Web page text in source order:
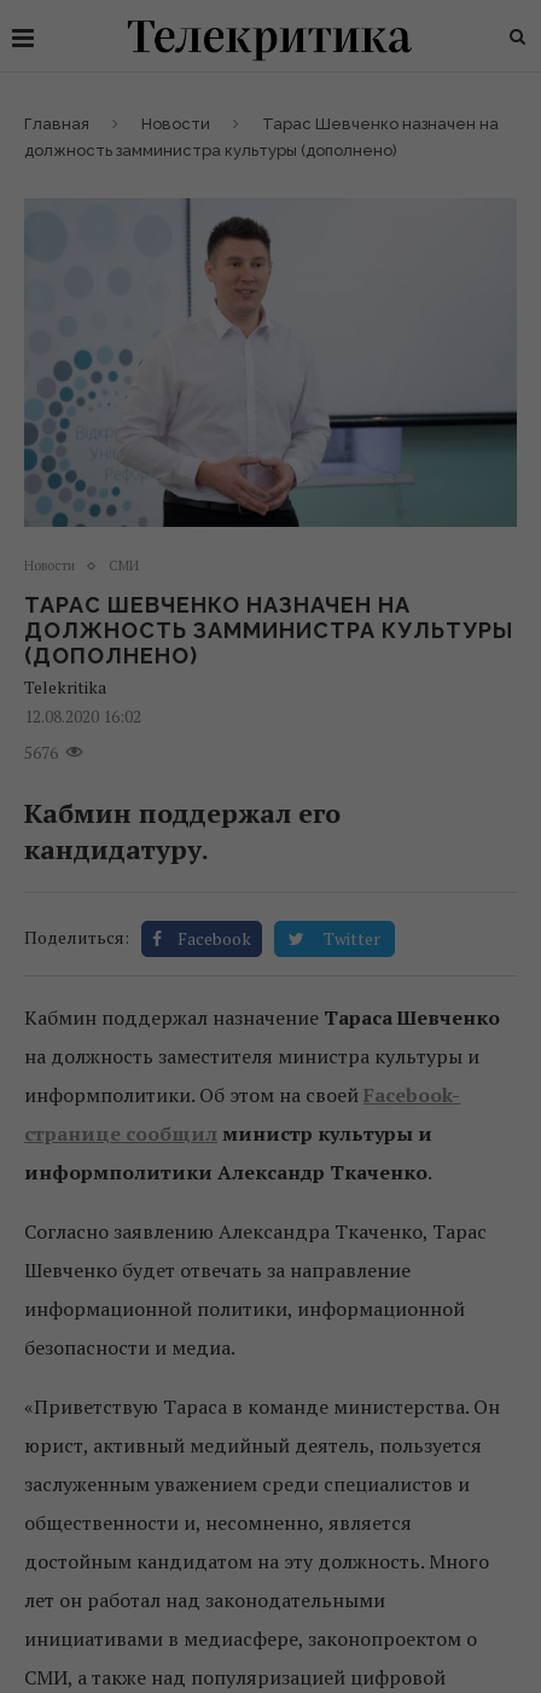
Главная Новости
Тарас Шевченко назначен на
должность замминистра культуры (дополнено)
Новости СМИ
ТАРАС ШЕВЧЕНКО НАЗНАЧЕН НА
ДОЛЖНОСТЬ ЗАММИНИСТРА КУЛЬТУРЫ
(ДОПОЛНЕНО)
Telekritika
12.08.2020 16:02
5676
Кабмин поддержал его
кандидатуру.
Поделиться: Facebook Twitter
Кабмин поддержал назначение Тараса Шевченко
на должность заместителя министра культуры и
информполитики. Об этом на своейFacebook-
странице сообщил министр культуры и
информполитики Александр Ткаченко.
Согласно заявлению Александра Ткаченко, Тарас
Шевченко будет отвечать за направление
информационной политики, информационной
безопасности и медиа.
«Приветствую Тараса в команде министерства. Он
юрист, активный медийный деятель, пользуется
заслуженным уважением среди специалистов и
общественности и, несомненно, является
достойным кандидатом на эту должность. Много
лет он работал над законодательными
инициативами в медиасфере, законопроектом о
СМИ, а также над популяризацией цифровой